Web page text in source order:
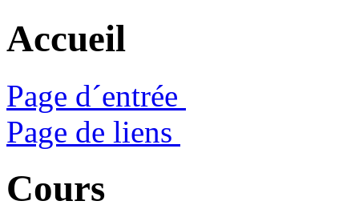
Accueil
Page d´entrée
Page de liens
Cours